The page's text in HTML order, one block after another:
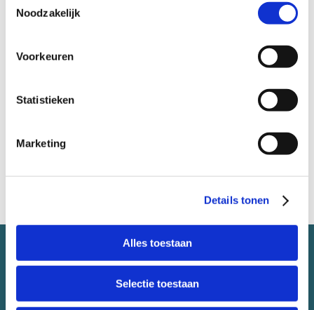
Noodzakelijk
Voorkeuren
Statistieken
Marketing
Details tonen
Alles toestaan
Selectie toestaan
Hoorzitting OM
Claim uw schade bij een politie inval